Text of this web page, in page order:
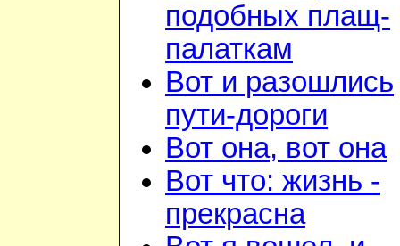
подобных плащ-
палаткам
Вот и разошлись
пути-дороги
Вот она, вот она
Вот что: жизнь -
прекрасна